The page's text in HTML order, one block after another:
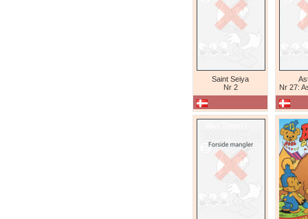
Saint Seiya
Nr 2
Nr 27: